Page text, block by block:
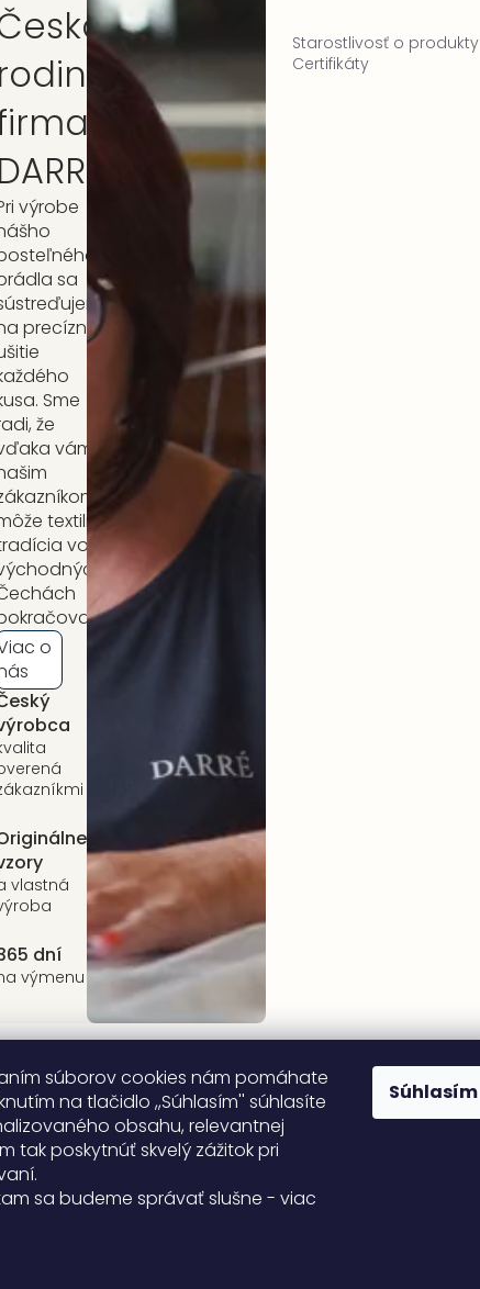
súborov cookies nám pomáhate
na tlačidlo ,,Súhlasím'' súhlasíte
obsahu, relevantnej
tak poskytnúť skvelý zážitok pri
sa budeme správať slušne - viac
Súhlasím
rodinná
DARRÉ
výrobe
sa
precízne
Sme
že
vám,
textilná
vo
o
sortiment
vlastná
Udržateľnosť
kvalitné prírodné
materiály
dní
výmenu
Starostlivosť o produkty
Certifikáty